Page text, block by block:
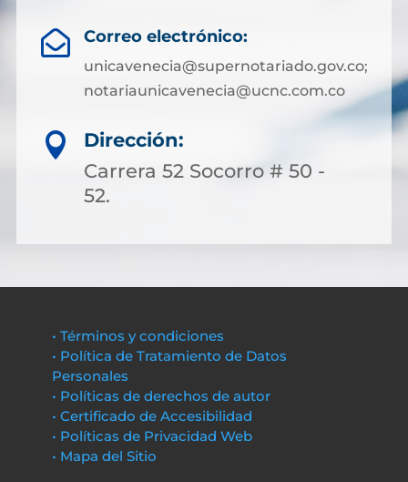
 Correo electrónico:
unicavenecia@supernotariado.gov.co;
notariaunicavenecia@ucnc.com.co

Dirección:
Carrera 52 Socorro # 50 -
52.
• Términos y condiciones
• Política de Tratamiento de Datos
Personales
• Políticas de derechos de autor
• Certificado de Accesibilidad
• Políticas de Privacidad Web
• Mapa del Sitio